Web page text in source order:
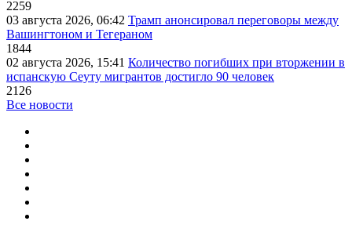
2259
03 августа 2026, 06:42 Трамп анонсировал переговоры между
Вашингтоном и Тегераном
1844
02 августа 2026, 15:41 Количество погибших при вторжении в
испанскую Сеуту мигрантов достигло 90 человек
2126
Все новости